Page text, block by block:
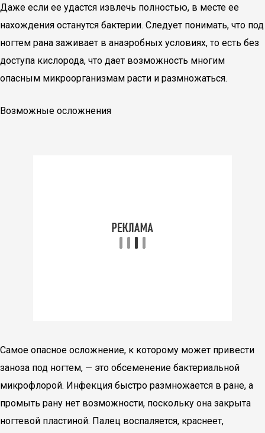
Даже если ее удастся извлечь полностью, в месте ее
нахождения останутся бактерии. Следует понимать, что под
ногтем рана заживает в анаэробных условиях, то есть без
доступа кислорода, что дает возможность многим
опасным микроорганизмам расти и размножаться.
Возможные осложнения
Самое опасное осложнение, к которому может привести
заноза под ногтем, — это обсеменение бактериальной
микрофлорой. Инфекция быстро размножается в ране, а
промыть рану нет возможности, поскольку она закрыта
ногтевой пластиной. Палец воспаляется, краснеет,